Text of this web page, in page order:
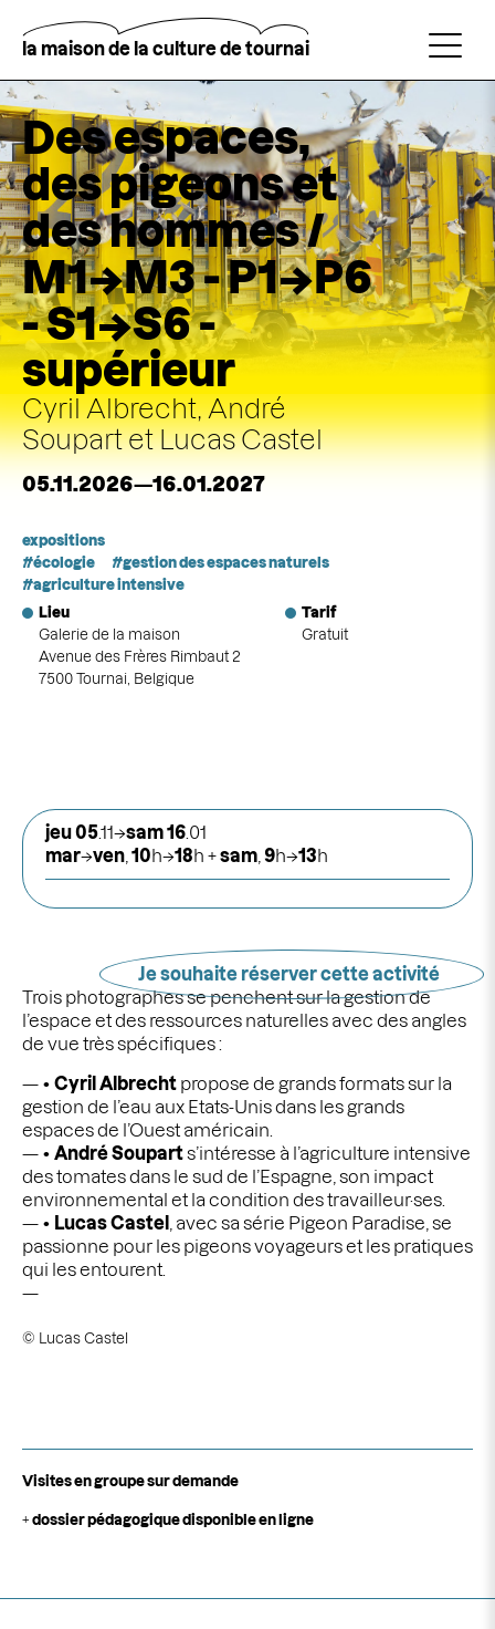
contenu
principal
la maison de la culture de tournai
Rechercher
Des espaces,
des pigeons et
des hommes /
M1→M3 - P1→P6
- S1→S6 -
supérieur
Cyril Albrecht, André
Soupart et Lucas Castel
05.11.2026—16.01.2027
expositions
écologie
gestion des espaces naturels
agriculture intensive
Lieu
Galerie de la maison
Avenue des Frères Rimbaut 2
7500 Tournai, Belgique
Tarif
Gratuit
Trois photographes se penchent sur la gestion de
l’espace et des ressources naturelles avec des angles
de vue très spécifiques :
• Cyril Albrecht propose de grands formats sur la
gestion de l’eau aux Etats-Unis dans les grands
espaces de l’Ouest américain.
• André Souparts’intéresse à l’agriculture intensive
des tomates dans le sud de l’Espagne, son impact
environnemental et la condition des travailleur·ses.
• Lucas Castel , avec sa série Pigeon Paradise , se
passionne pour les pigeons voyageurs et les pratiques
qui les entourent.
© Lucas Castel
Visites en groupe sur demande
+ dossier pédagogique disponible en ligne
jeu 05.11→sam16 .01
mar→ven 10h→18h +sam 9h→13h
Je souhaite réserver cette activité